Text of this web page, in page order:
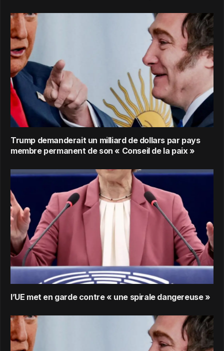
Trump demanderait un milliard de dollars par pays
membre permanent de son « Conseil de la paix »
l’UE met en garde contre « une spirale dangereuse »